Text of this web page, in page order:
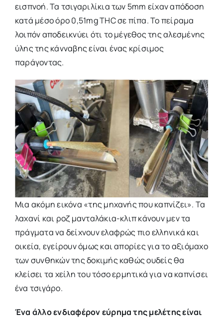
εισπνοή. Τα τσιγαριλίκια των 5mm είχαν απόδοση
κατά μέσο όρο 0,51mg THC σε πίπα. Το πείραμα
λοιπόν αποδεικνύει ότι το μέγεθος της αλεσμένης
ύλης της κάνναβης είναι ένας κρίσιμος
παράγοντας.
Μια ακόμη εικόνα «της μηχανής που καπνίζει». Τα
λαχανί και ροζ μανταλάκια-κλιπ κάνουν μεν τα
πράγματα να δείχνουν ελαφρώς πιο ελληνικά και
οικεία, εγείρουν όμως και απορίες για το αξιόμαχο
των συνθηκών της δοκιμής καθώς ουδείς θα
κλείσει τα χείλη του τόσο ερμητικά για να καπνίσει
ένα τσιγάρο.
Ένα άλλο ενδιαφέρον εύρημα της μελέτης είναι